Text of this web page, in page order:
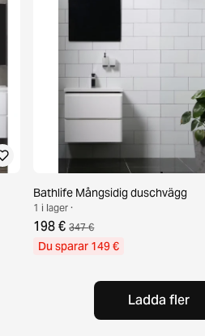
Bathlife Mångsidig duschvägg
1 i lager ·
198 € 347 €
Du sparar 149 €
Ladda fler